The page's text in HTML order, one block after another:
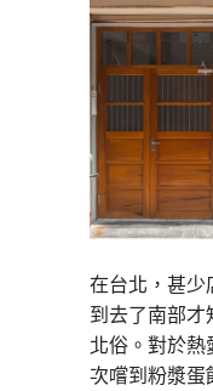
在台北，甚少
到去了南部才
北俗。對於
次嚐到粉漿蛋